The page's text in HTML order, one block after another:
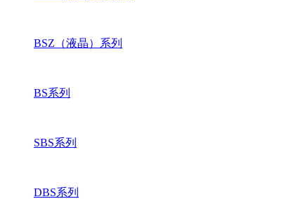
BSZ（液晶）系列
BS系列
SBS系列
DBS系列